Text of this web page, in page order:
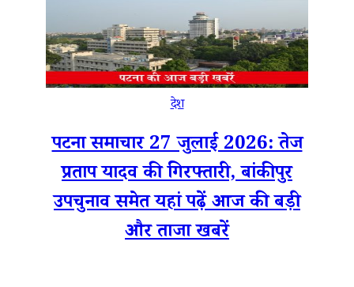
देश
पटना समाचार 27 जुलाई 2026: तेज
प्रताप यादव की गिरफ्तारी, बांकीपुर
उपचुनाव समेत यहां पढ़ें आज की बड़ी
और ताजा खबरें